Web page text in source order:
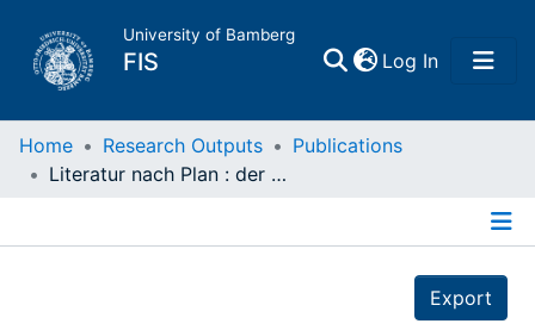
University of Bamberg
FIS Log In(current)
Home
Home Research Outputs
Publications
Literatur nach Plan : der Beitrag des Literaturunterrichts in der DDR für die Erziehung allseitig und harmonisch entwickelter sozialistischer Persönlichkeiten
Export